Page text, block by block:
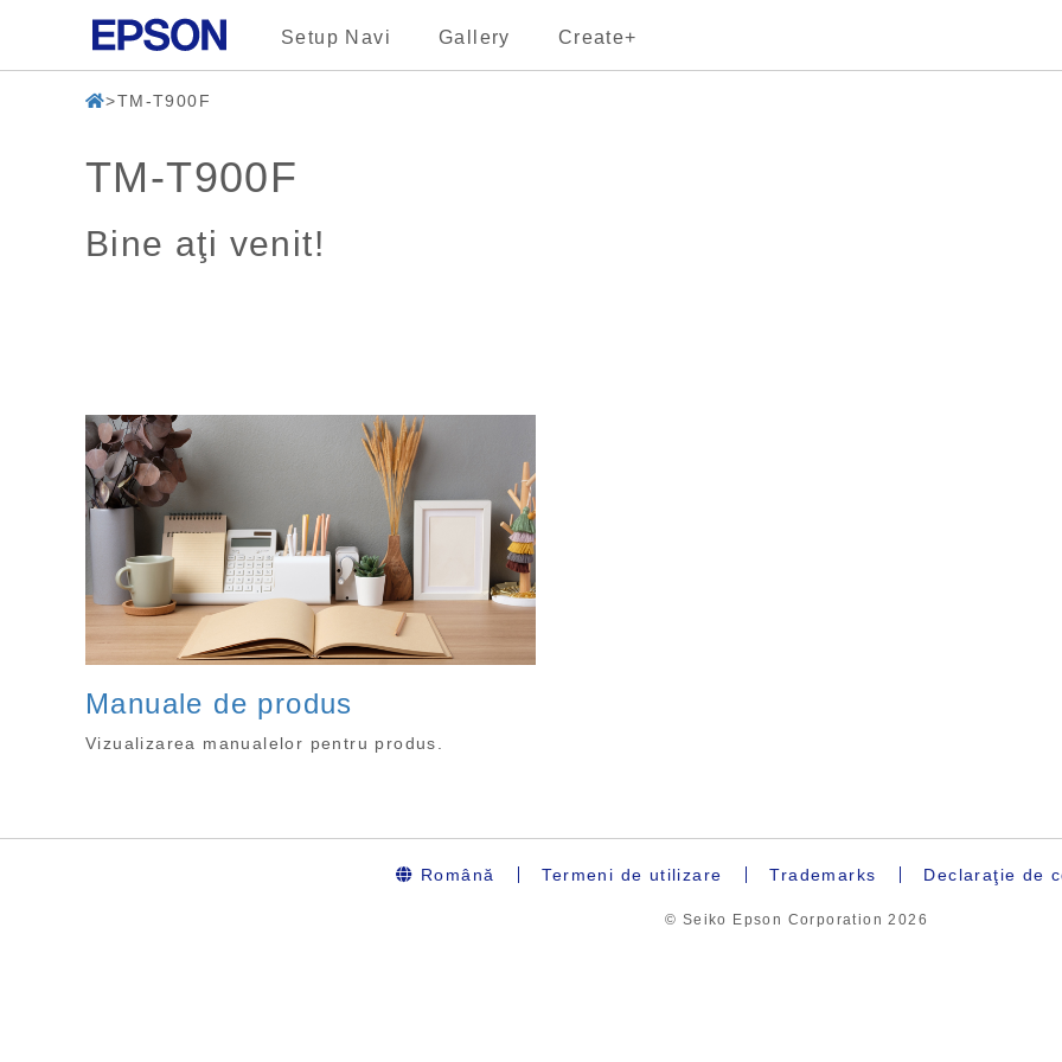
Setup Navi Gallery Create+
TM-T900F
TM-T900F
Bine aţi venit!
Manuale de produs
Vizualizarea manualelor pentru produs.
Română Termeni de utilizare Trademarks Declaraţie de
© Seiko Epson Corporation2026